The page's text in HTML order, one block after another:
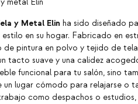
metal Elin
y Metal Elin ha sido diseñado
en su hogar. Fabricado en
pintura en polvo y tejido de tela
tacto suave y una calidez
funcional para tu salón, sino
lugar cómodo para relajarse o
como despachos o